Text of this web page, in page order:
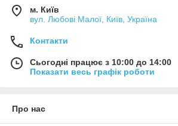
м. Київ
вул. Любові Малої, Київ, Україна
Контакти
Сьогодні працює з 10:00 до 14:00
Показати весь графік роботи
Про нас